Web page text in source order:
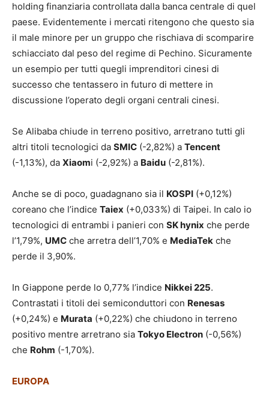
holding finanziaria controllata dalla banca centrale di quel
paese. Evidentemente i mercati ritengono che questo sia
il male minore per un gruppo che rischiava di scomparire
schiacciato dal peso del regime di Pechino. Sicuramente
un esempio per tutti quegli imprenditori cinesi di
successo che tentassero in futuro di mettere in
discussione l’operato degli organi centrali cinesi.
Se Alibaba chiude in terreno positivo, arretrano tutti gli
altri titoli tecnologici da SMIC (-2,82%) a Tencent
(-1,13%), da Xiaomi (-2,92%) a Baidu (-2,81%).
Anche se di poco, guadagnano sia il KOSPI (+0,12%)
coreano che l’indice Taiex (+0,033%) di Taipei. In calo io
tecnologici di entrambi i panieri con SK hynix che perde
l’1,79%, UMC che arretra dell’1,70% e MediaTek che
perde il 3,90%.
In Giappone perde lo 0,77% l’indice Nikkei 225.
Contrastati i titoli dei semiconduttori con Renesas
(+0,24%) e Murata (+0,22%) che chiudono in terreno
positivo mentre arretrano sia Tokyo Electron (-0,56%)
che Rohm (-1,70%).
EUROPA